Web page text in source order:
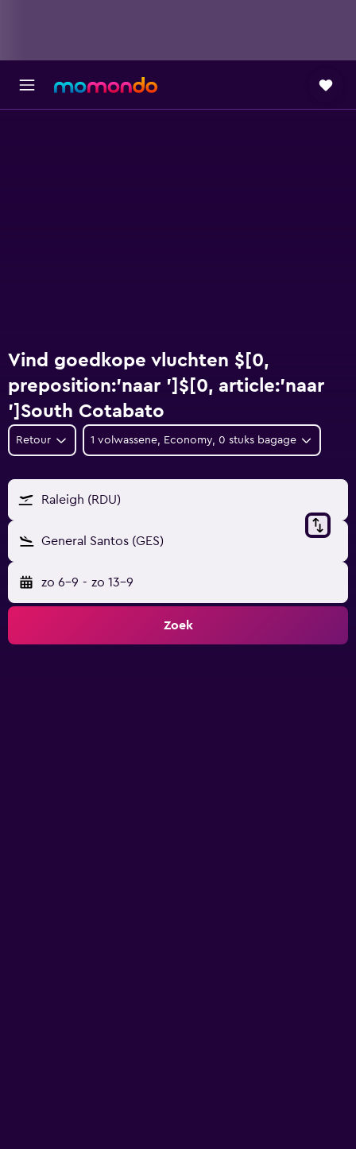
Vind goedkope vluchten $[0,
preposition:'naar ']$[0, article:'naar
']South Cotabato
Retour 1 volwassene, Economy, 0 stuks bagage
Raleigh (RDU)
General Santos (GES)
zo 6-9 - zo 13-9
Zoek